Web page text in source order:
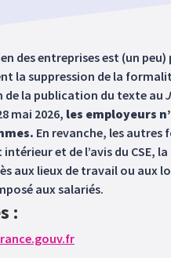
des entreprises est (un peu)
la suppression de la
de la publication du texte au
mai 2026, les employeurs
En revanche, les
intérieur et de l’avis du
aux lieux de travail ou aux
aux salariés.
: